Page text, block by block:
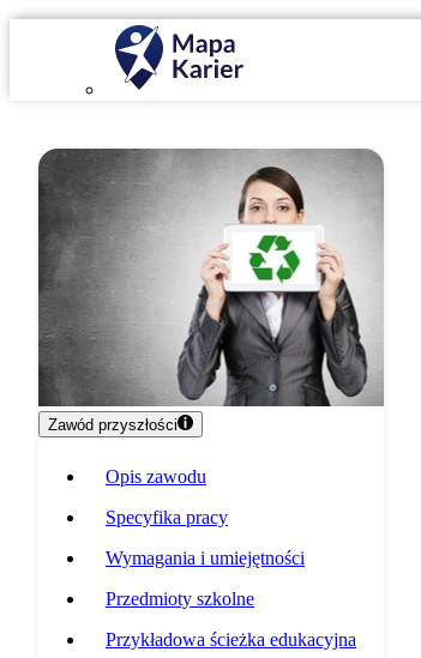
Zawód przyszłości
Opis zawodu
Specyfika pracy
Wymagania i umiejętności
Przedmioty szkolne
Przykładowa ścieżka edukacyjna